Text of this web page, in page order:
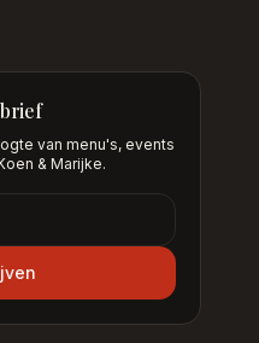
van menu's, events
& Marijke.